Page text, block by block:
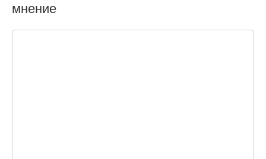
мнение